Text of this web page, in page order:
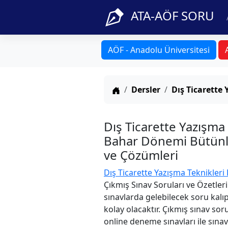
ATA-AÖF SORU
AÖF - Anadolu Üniversitesi
Anasayfa
Dersler Dış Ticarette
Dış Ticarette
Bahar Dönemi
ve Çözümleri
Dış Ticarette Yazışma Teknikleri
Çıkmış Sınav Soruları ve
sınavlarda gelebilecek soru
kolay olacaktır. Çıkmış sınav
online deneme sınavları ile